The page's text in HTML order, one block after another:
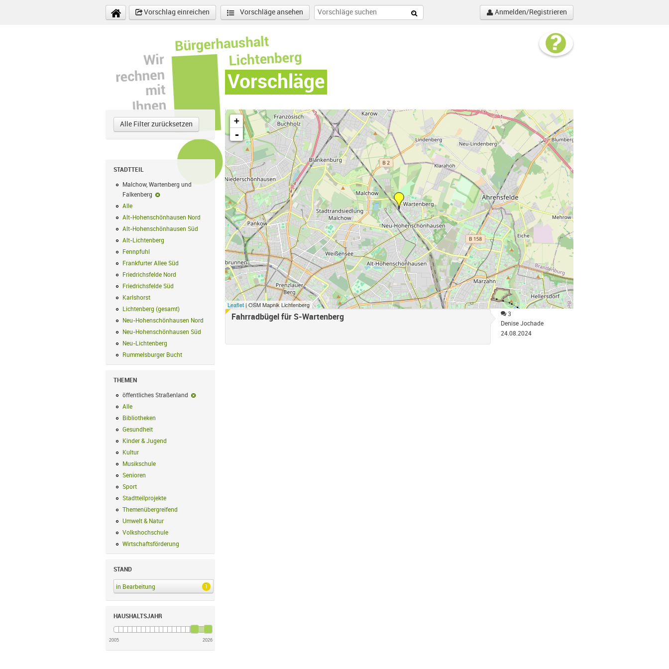
Vorschlag einreichen
Vorschläge ansehen Anmelden/Registrieren
Vorschläge
Alle Filter zurücksetzen
STADTTEIL
Malchow, Wartenberg und
Falkenberg
Malchow, Wartenberg und Falkenberg-Filter entfernen
Alle
Alt-Hohenschönhausen Nord
Alt-Hohenschönhausen Nord Filter anwenden
Alt-Hohenschönhausen Süd
Alt-Hohenschönhausen Süd Filter anwenden
Alt-Lichtenberg Alt-Lichtenberg Filter anwenden
Fennpfuhl
Frankfurter Allee Süd
Frankfurter Allee Süd Filter anwenden
Friedrichsfelde Nord
Friedrichsfelde Nord Filter anwenden
Friedrichsfelde Süd
Friedrichsfelde Süd Filter anwenden
Karlshorst
Lichtenberg (gesamt) Lichtenberg (gesamt) Filter anwenden
Neu-Hohenschönhausen Nord
Neu-Hohenschönhausen Nord Filter anwenden
Neu-Hohenschönhausen Süd
Neu-Lichtenberg Neu-Lichtenberg Filter anwenden
Rummelsburger Bucht
THEMEN
öffentliches Straßenland
Alle
Bibliotheken
Gesundheit
Kinder & Jugend
Kultur
Musikschule
Senioren
Sport
Stadtteilprojekte
Themenübergreifend
Umwelt & Natur
Volkshochschule
Wirtschaftsförderung
STAND
in Bearbeitung 1
in Bearbeitung Filter anwenden
HAUSHALTSJAHR
2005 2026
+
-
Leaflet| OSM Mapnik Lichtenberg
Fahrradbügel für S-Wartenberg
3
Denise Jochade
24.08.2024